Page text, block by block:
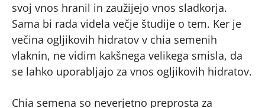
svoj vnos hranil in zaužijejo vnos sladkorja.
Sama bi rada videla večje študije o tem. Ker je
večina ogljikovih hidratov v chia semenih
vlaknin, ne vidim kakšnega velikega smisla, da
se lahko uporabljajo za vnos ogljikovih hidratov.
Chia semena so neverjetno preprosta za